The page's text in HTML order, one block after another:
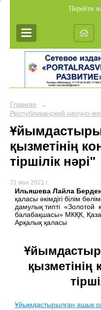
Перейти
Главная →
Республиканский научно-
қызметінің
тіршілік нәрі"
21 мая 2021 г.
Ильяшева Лайла
қаласы әкімдігі білім
дамулық типті «Золотой
балабақшасы» МКҚК,
Арқалық қаласы
қызметінің
Ұйымдастырылған ашық